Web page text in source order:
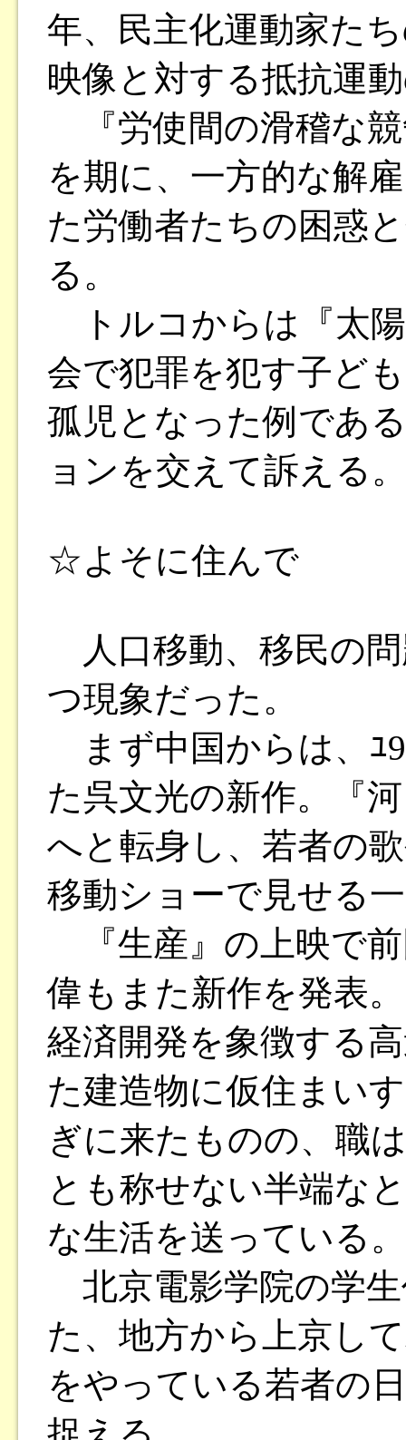
年、民主化運動家た
映像と対する抵抗運
『労使間の滑稽な
を期に、一方的な解
た労働者たちの困惑
る。
トルコからは『太
会で犯罪を犯す子ど
孤児となった例であ
ョンを交えて訴える。
☆よそに住んで
人口移動、移民の
つ現象だった。
まず中国からは、ﾕ
た呉文光の新作。『
へと転身し、若者の
移動ショーで見せる
『生産』の上映で
偉もまた新作を発表
経済開発を象徴する
た建造物に仮住まい
ぎに来たものの、職
とも称せない半端な
な生活を送っている。
北京電影学院の学
た、地方から上京し
をやっている若者の